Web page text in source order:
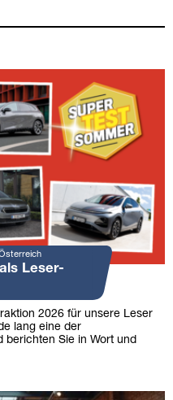
Leser-
2026 für unsere Leser
lang eine der
berichten Sie in Wort und